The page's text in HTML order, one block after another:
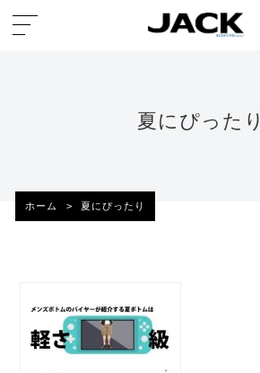
夏にぴったり
ホーム > 夏にぴったり